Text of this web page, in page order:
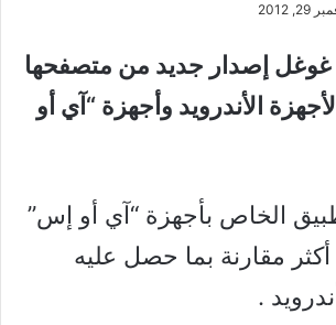
2012
إصدار جديد من متصفحها
الأندرويد وأجهزة “آي أو
الخاص بأجهزة “آي أو إس”
مقارنة بما حصل عليه
.